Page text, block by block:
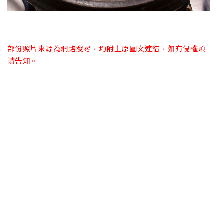
部份照片來源為網路搜尋，均附上原圖文連結，如有侵權煩
請告知。